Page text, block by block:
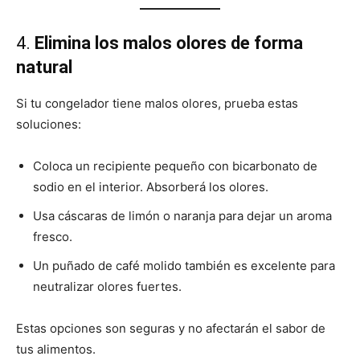
4. Elimina los malos olores de forma
natural
Si tu congelador tiene malos olores, prueba estas
soluciones:
Coloca un recipiente pequeño con bicarbonato de
sodio en el interior. Absorberá los olores.
Usa cáscaras de limón o naranja para dejar un aroma
fresco.
Un puñado de café molido también es excelente para
neutralizar olores fuertes.
Estas opciones son seguras y no afectarán el sabor de
tus alimentos.